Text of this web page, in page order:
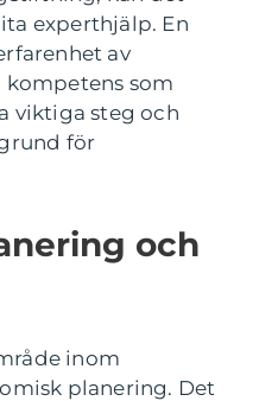
experthjälp. En
av
som
viktiga steg och
för
och
inom
planering. Det